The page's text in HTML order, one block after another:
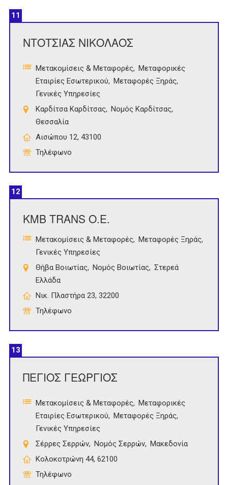
11
ΝΤΟΤΣΙΑΣ ΝΙΚΟΛΑΟΣ
Μετακομίσεις & Μεταφορές
Μεταφορικές
Εταιρίες Εσωτερικού
Μεταφορές Ξηράς
Γενικές Υπηρεσίες
Καρδίτσα Καρδίτσας
Νομός Καρδίτσας
Θεσσαλία
Αισώπου 12, 43100
Τηλέφωνο
12
ΚΜΒ TRANS O.E.
Μετακομίσεις & Μεταφορές
Μεταφορές Ξηράς
Γενικές Υπηρεσίες
Θήβα Βοιωτίας
Νομός Βοιωτίας
Στερεά
Ελλάδα
Νικ. Πλαστήρα 23, 32200
Τηλέφωνο
13
ΠΕΓΙΟΣ ΓΕΩΡΓΙΟΣ
Μετακομίσεις & Μεταφορές
Μεταφορικές
Εταιρίες Εσωτερικού
Μεταφορές Ξηράς
Γενικές Υπηρεσίες
Σέρρες Σερρών
Νομός Σερρών
Μακεδονία
Κολοκοτρώνη 44, 62100
Τηλέφωνο